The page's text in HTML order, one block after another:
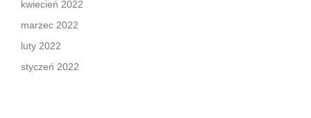
kwiecień 2022
marzec 2022
luty 2022
styczeń 2022